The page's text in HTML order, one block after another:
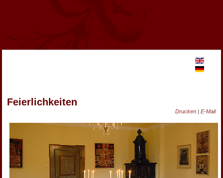
Feierlichkeiten
Drucken | E-Mail